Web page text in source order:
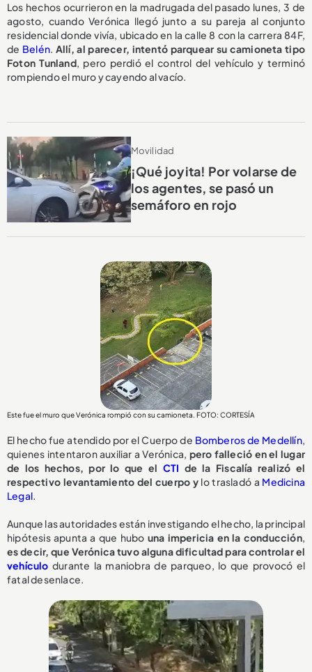
Los hechos ocurrieron en la madrugada del pasado lunes, 3 de
agosto, cuando Verónica llegó junto a su pareja al conjunto
residencial donde vivía, ubicado en la calle 8 con la carrera 84F,
de Belén. Allí, al parecer, intentó parquear su camioneta tipo
Foton Tunland, pero perdió el control del vehículo y terminó
rompiendo el muro y cayendo al vacío.
Movilidad
¡Qué joyita! Por volarse de
los agentes, se pasó un
semáforo en rojo
Este fue el muro que Verónica rompió con su camioneta. FOTO: CORTESÍA
El hecho fue atendido por el Cuerpo de Bomberos de Medellín,
quienes intentaron auxiliar a Verónica, pero falleció en el lugar
de los hechos, por lo que el CTI de la Fiscalía realizó el
respectivo levantamiento del cuerpo y lo trasladó a Medicina
Legal.
Aunque las autoridades están investigando el hecho, la principal
hipótesis apunta a que hubo una impericia en la conducción,
es decir, que Verónica tuvo alguna dificultad para controlar el
vehículo durante la maniobra de parqueo, lo que provocó el
fatal desenlace.